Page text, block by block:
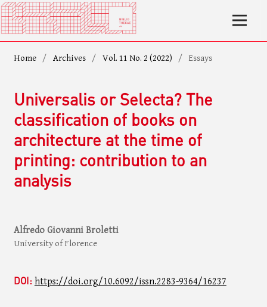
Home / Archives / Vol. 11 No. 2 (2022) / Essays
Universalis or Selecta? The
classification of books on
architecture at the time of
printing: contribution to an
analysis
Alfredo Giovanni Broletti
University of Florence
DOI: https://doi.org/10.6092/issn.2283-9364/16237